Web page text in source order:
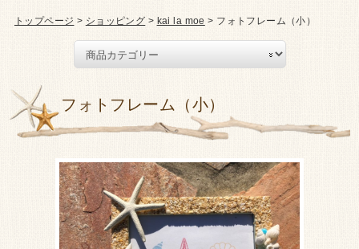
トップページ > ショッピング > kai la moe > フォトフレーム（小）
フォトフレーム（小）